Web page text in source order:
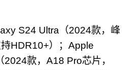
S24 Ultra（2024款，峰
HDR10+）；Apple
款，A18 Pro芯片，